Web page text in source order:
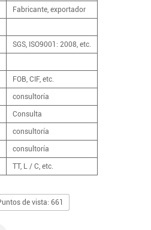
Fabricante, exportador
SGS, ISO9001: 2008, etc.
FOB, CIF, etc.
consultoría
Consulta
consultoría
consultoría
TT, L / C, etc.
de vista: 661